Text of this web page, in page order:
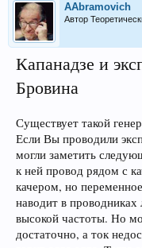
AAbramovich
Автор
Капанадзе и
Бровина
Существует такой
Если Вы проводили
могли заметить
к ней провод рядом с
качером, но
наводит в
высокой частоты. Но
достаточно, а ток